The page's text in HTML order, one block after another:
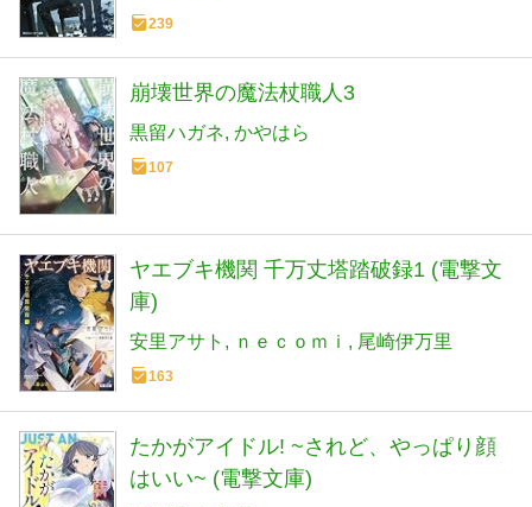
239
崩壊世界の魔法杖職人3
黒留ハガネ かやはら
107
ヤエブキ機関 千万丈塔踏破録1 (電撃文
庫)
安里アサト ｎｅｃｏｍｉ 尾崎伊万里
163
たかがアイドル! ~されど、やっぱり顔
はいい~ (電撃文庫)